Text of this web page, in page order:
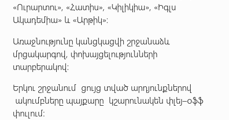
«Ուրարտու», «Հատիս», «Կիլիկիա», «Իգլս
Ակադեմիա» և «Արթիկ»։
Առաջնությունը կանցկացվի շրջանաձև
մրցակարգով, փոխայցելությունների
տարբերակով:
Երկու շրջանում ցույց տված արդյունքներով
ակումբները պայքարը կշարունակեն փլեյ–օֆֆ
փուլում: